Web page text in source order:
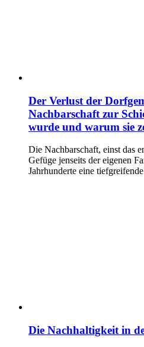
Der Verlust der
Nachbarschaft zur
wurde und warum sie
Die Nachbarschaft, einst das
Gefüge jenseits der eigenen
Jahrhunderte eine
Die Nachhaltigkeit in